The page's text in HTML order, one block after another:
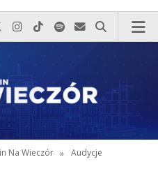
po prostu do nas zadzwoń
nas na Facebook-u
Odwiedź nas na X
Odwiedź nas na Instagram-ie
Odwiedź nas na TikTok-u
Szukaj nas na Spotify
Wyślij do nas
Szukaj
Na Wieczór » Audycje